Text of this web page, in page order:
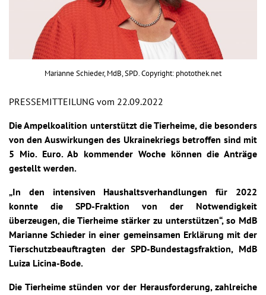
Marianne Schieder, MdB, SPD. Copyright: photothek.net
PRESSEMITTEILUNG vom 22.09.2022
Die Ampelkoalition unterstützt die Tierheime, die besonders
von den Auswirkungen des Ukrainekriegs betroffen sind mit
5 Mio. Euro. Ab kommender Woche können die Anträge
gestellt werden.
„In den intensiven Haushaltsverhandlungen für 2022
konnte die SPD-Fraktion von der Notwendigkeit
überzeugen, die Tierheime stärker zu unterstützen“, so MdB
Marianne Schieder in einer gemeinsamen Erklärung mit der
Tierschutzbeauftragten der SPD-Bundestagsfraktion, MdB
Luiza Licina-Bode.
Die Tierheime stünden vor der Herausforderung, zahlreiche